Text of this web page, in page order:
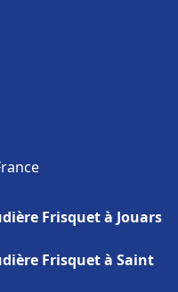
Frisquet à Jouars
Frisquet à Saint